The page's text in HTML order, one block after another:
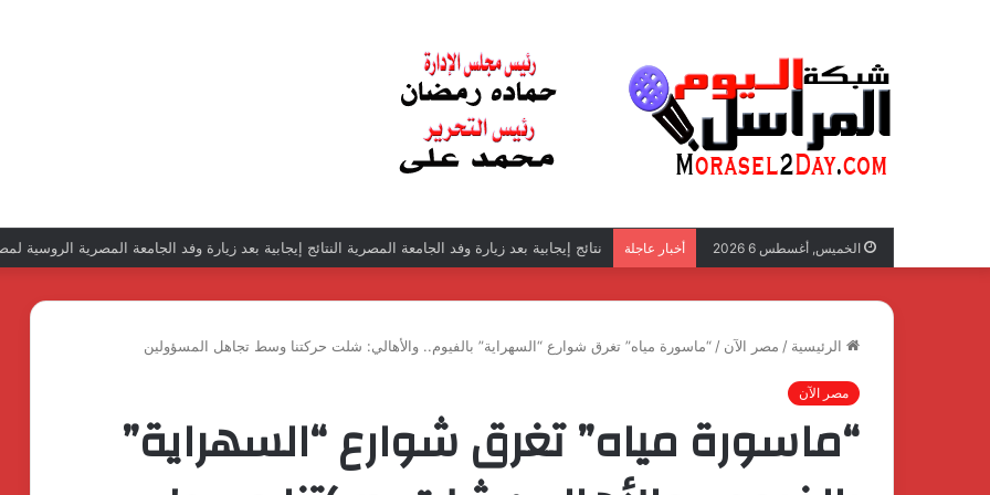
الخميس, أغسطس 6 2026 أخبار عاجلة نتائج إيجابية بعد زيارة وفد الجامعة المصرية النتائج إيجابية بعد زيارة وفد الجامعة المصرية الروسية
الرئيسية / مصر الآن / “ماسورة مياه” تغرق شوارع “السهراية” بالفيوم.. والأهالي: شلت حركتنا وسط تجاهل المسؤولين
مصر الآن
“ماسورة مياه” تغرق شوارع “السهراية”